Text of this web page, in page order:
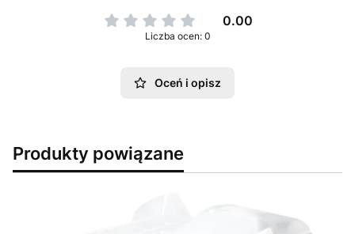
0.00
Liczba ocen: 0
Oceń i opisz
Produkty powiązane